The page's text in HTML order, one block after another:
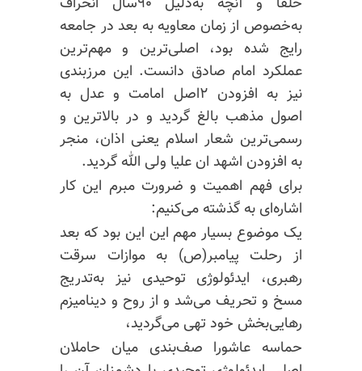
به‌خصوص از زمان معاویه به بعد در جامعه
رایج شده بود، اصلی‌ترین و مهم‌ترین
عملکرد امام صادق دانست. این مرزبندی
نیز به افزودن ۲اصل امامت و عدل به
اصول مذهب بالغ گردید و در بالاترین و
رسمی‌ترین شعار اسلام یعنی اذان، منجر
به افزودن اشهد ان علیا ولی الله گردید.
برای فهم اهمیت و ضرورت مبرم این کار
اشاره‌ای به گذشته می‌کنیم:
یک موضوع بسیار مهم این این بود که بعد
از رحلت پیامبر(ص) به موازات سرقت
رهبری، ایدئولوژی توحیدی نیز به‌تدریج
مسخ و تحریف می‌شد و از روح و دینامیزم
رهایی‌بخش خود تهی می‌گردید،
حماسه عاشورا صف‌بندی میان حاملان